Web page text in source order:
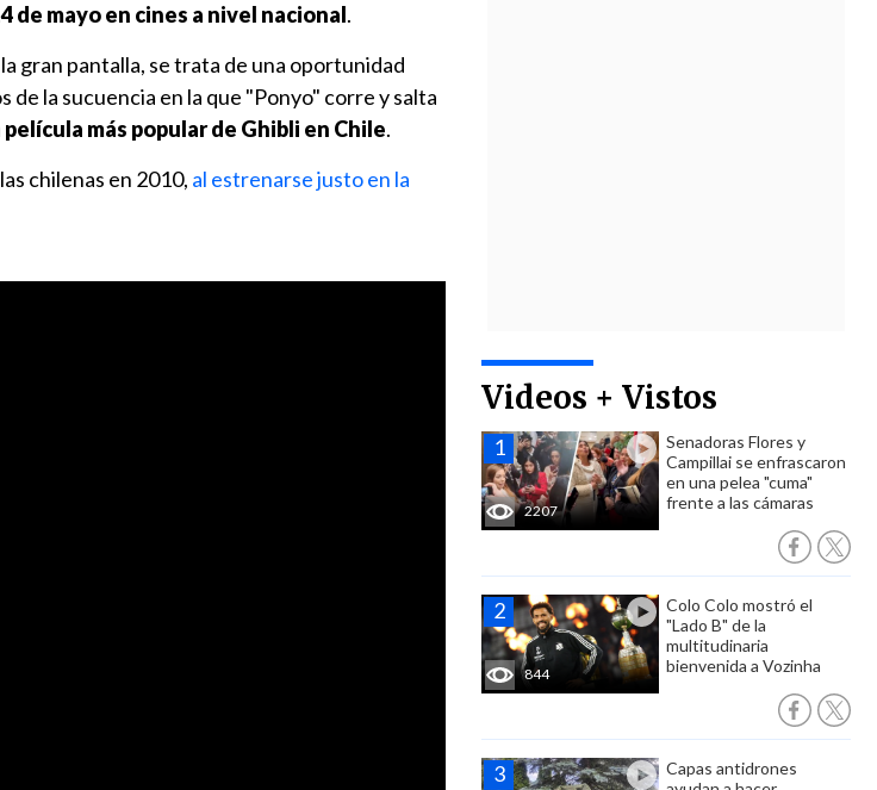
Videos + Vistos
2207
Senadoras Flores y
Campillai se enfrascaron
en una pelea "cuma"
frente a las cámaras
844
Colo Colo mostró el
"Lado B" de la
multitudinaria
bienvenida a Vozinha
Capas antidrones
de mayo en cines a nivel nacional.
gran pantalla, se trata de una oportunidad
la sucuencia en la que "Ponyo" corre y salta
película más popular de Ghibli en Chile.
chilenas en 2010, al estrenarse justo en la